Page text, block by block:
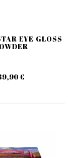
EYE GLOSS
€